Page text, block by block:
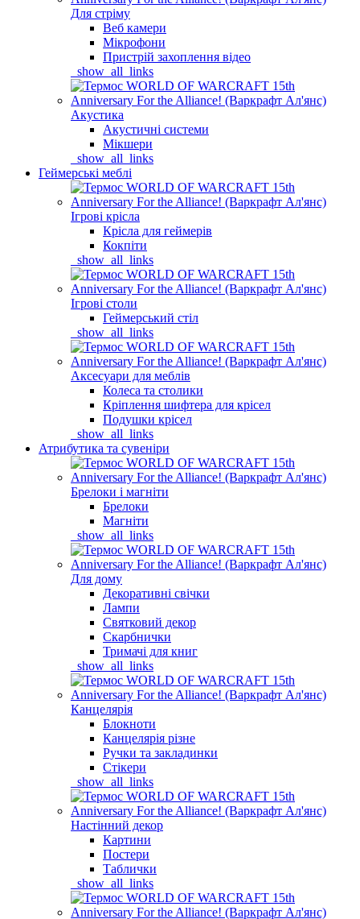
Для стріму
Веб камери
Мікрофони
Пристрій захоплення відео
_show_all_links
Акустика
Акустичні системи
Мікшери
_show_all_links
Геймерські меблі
Ігрові крісла
Крісла для геймерів
Кокпіти
_show_all_links
Ігрові столи
Геймерський стіл
_show_all_links
Аксесуари для меблів
Колеса та столики
Кріплення шифтера для крісел
Подушки крісел
_show_all_links
Атрибутика та сувеніри
Брелоки і магніти
Брелоки
Магніти
_show_all_links
Для дому
Декоративні свічки
Лампи
Святковий декор
Скарбнички
Тримачі для книг
_show_all_links
Канцелярія
Блокноти
Канцелярія різне
Ручки та закладинки
Стікери
_show_all_links
Настінний декор
Картини
Постери
Таблички
_show_all_links